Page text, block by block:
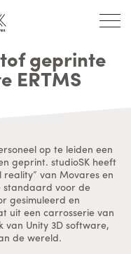
geprinte
ERTMS
op te leiden een
geprint. studioSK heeft
van Movares en
standaard voor de
gesimuleerd en
uit een carrosserie van
van Unity 3D software,
de wereld.